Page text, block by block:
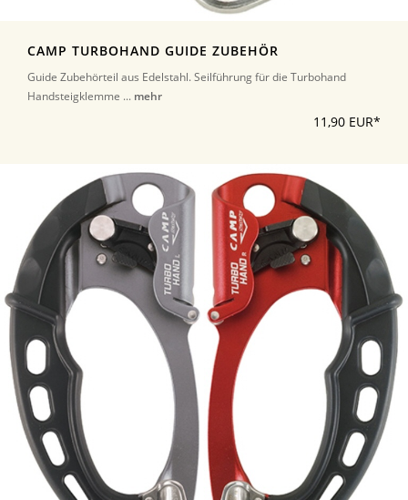
CAMP TURBOHAND GUIDE ZUBEHÖR
Guide Zubehörteil aus Edelstahl. Seilführung für die Turbohand
Handsteigklemme ... mehr
11,90 EUR*